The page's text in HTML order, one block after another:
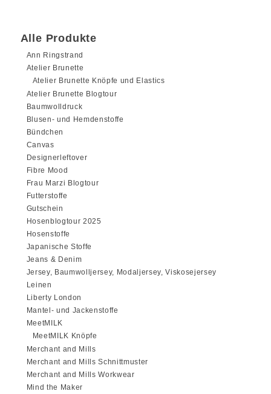
Alle Produkte
Ann Ringstrand
Atelier Brunette
Atelier Brunette Knöpfe und Elastics
Atelier Brunette Blogtour
Baumwolldruck
Blusen- und Hemdenstoffe
Bündchen
Canvas
Designerleftover
Fibre Mood
Frau Marzi Blogtour
Futterstoffe
Gutschein
Hosenblogtour 2025
Hosenstoffe
Japanische Stoffe
Jeans & Denim
Jersey, Baumwolljersey, Modaljersey, Viskosejersey
Leinen
Liberty London
Mantel- und Jackenstoffe
MeetMILK
MeetMILK Knöpfe
Merchant and Mills
Merchant and Mills Schnittmuster
Merchant and Mills Workwear
Mind the Maker